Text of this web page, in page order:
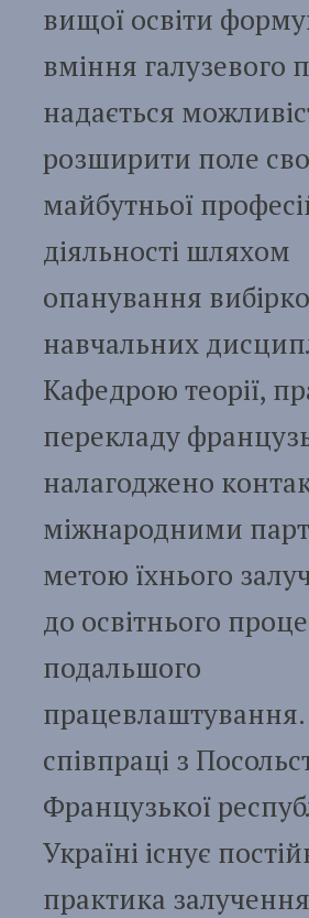
вищої освіти
вміння галузевого
надається
розширити поле
майбутньої
діяльності шляхом
опанування
навчальних
Кафедрою теорії,
перекладу
налагоджено
міжнародними
метою їхнього
до освітнього
подальшого
співпраці з
Французької
Україні існує
практика